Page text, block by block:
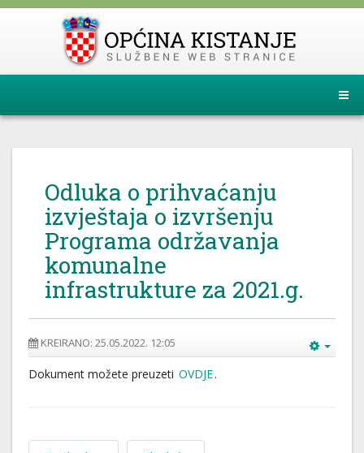
Odluka o prihvaćanju
izvještaja o izvršenju
Programa održavanja
komunalne
infrastrukture za 2021.g.
KREIRANO: 25.05.2022. 12:05
Dokument možete preuzeti OVDJE.